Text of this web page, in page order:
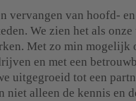
vervangen van hoofd-
We zien het als
Met zo min mogelijk
en met een
uitgegroeid tot een
alleen de kennis en